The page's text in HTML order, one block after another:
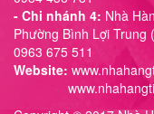
- Chi nhánh 4: Nhà
Phường Bình Lợi Trung
0963 675 511
Website: